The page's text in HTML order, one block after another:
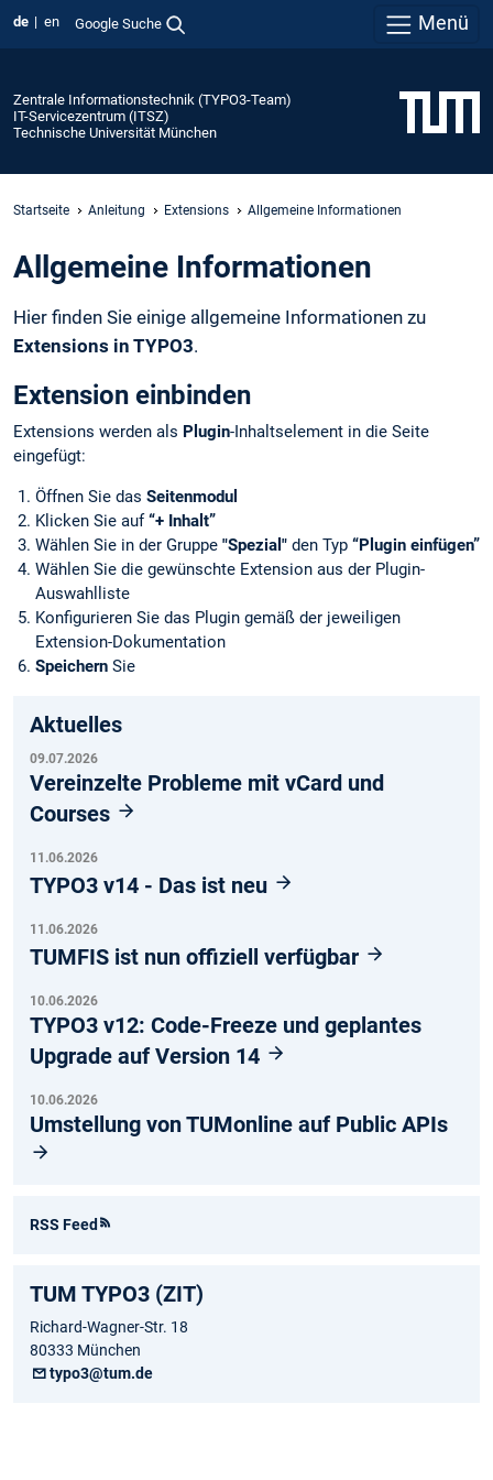
de en Google Suche Menü
Zentrale Informationstechnik (TYPO3-Team)
IT-Servicezentrum (ITSZ)
Technische Universität München
Startseite Anleitung Extensions Allgemeine Informationen
Allgemeine Informationen
Hier finden Sie einige allgemeine Informationen zu
Extensions in TYPO3.
Extension einbinden
Extensions werden als Plugin-Inhaltselement in die Seite
eingefügt:
Öffnen Sie das Seitenmodul
Klicken Sie auf“+ Inhalt”
Wählen Sie in der Gruppe "Spezial" den Typ “Plugin einfügen”
Wählen Sie die gewünschte Extension aus der Plugin-
Auswahlliste
Konfigurieren Sie das Plugin gemäß der jeweiligen
Extension-Dokumentation
Speichern Sie
Aktuelles
09.07.2026
Vereinzelte Probleme mit vCard und
Courses
11.06.2026
TYPO3 v14 - Das ist neu
11.06.2026
TUMFIS ist nun offiziell verfügbar
10.06.2026
TYPO3 v12: Code-Freeze und geplantes
Upgrade auf Version 14
10.06.2026
Umstellung von TUMonline auf Public APIs
RSS Feed
TUM TYPO3 (ZIT)
Richard-Wagner-Str. 18
80333 München
typo3@tum.de